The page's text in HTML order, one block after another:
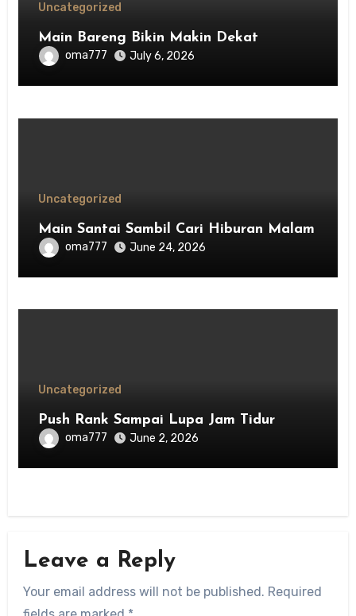
Uncategorized
Main Bareng Bikin Makin Dekat
oma777 July 6, 2026
Uncategorized
Main Santai Sambil Cari Hiburan Malam
oma777 June 24, 2026
Uncategorized
Push Rank Sampai Lupa Jam Tidur
oma777 June 2, 2026
Leave a Reply
Your email address will not be published. Required